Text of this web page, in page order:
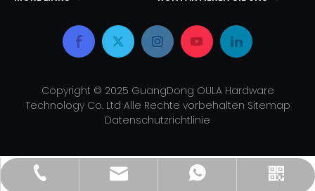
+86 15914488888
sale2@songxinggroup.com
8619868714718
Copyright © 2025 GuangDong OULA Hardware
Technology Co. Ltd Alle Rechte vorbehalten Sitemap
Datenschutzrichtlinie